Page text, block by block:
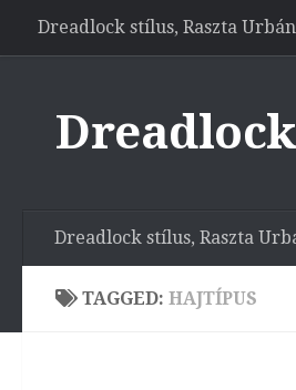
Skip to content
Dreadlock stílus, Raszta
Dreadlock stílus, Raszta
TAGGED: HAJTÍPUS